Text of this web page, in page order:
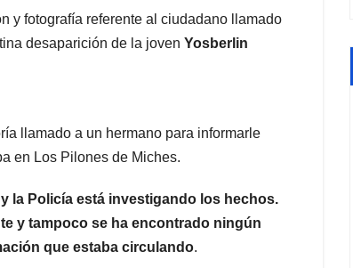
y fotografía referente al ciudadano llamado
desaparición de la joven Yosberlin
llamado a un hermano para informarle
en Los Pilones de Miches.
la Policía está investigando los hechos.
y tampoco se ha encontrado ningún
que estaba circulando.